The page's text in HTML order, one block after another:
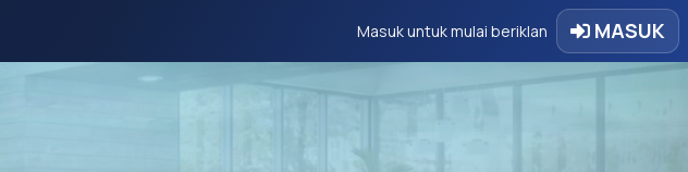
Masuk untuk mulai beriklan MASUK